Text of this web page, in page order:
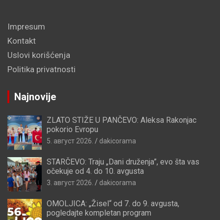
Impresum
Kontakt
Uslovi korišćenja
Politika privatnosti
Najnovije
ZLATO STIŽE U PANČEVO: Aleksa Rakonjac
pokorio Evropu
5. август 2026. dakicorama
STARČEVO: Traju „Dani druženja”, evo šta vas
očekuje od 4. do 10. avgusta
3. август 2026. dakicorama
OMOLJICA: „Žisel“ od 7. do 9. avgusta,
pogledajte kompletan program